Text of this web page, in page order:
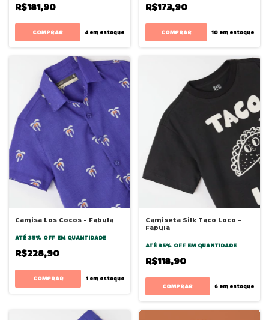
R$181,90
COMPRAR 4em estoque
R$173,90
COMPRAR 10 em estoque
Camisa Los Cocos - Fabula
ATÉ 35% OFF EM QUANTIDADE
R$228,90
COMPRAR 1em estoque
Camiseta Silk Taco Loco -
Fabula
ATÉ 35% OFF EM QUANTIDADE
R$118,90
COMPRAR 6 em estoque